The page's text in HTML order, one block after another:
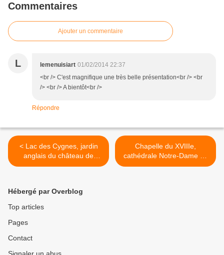
Commentaires
Ajouter un commentaire
L lemenuisiart 01/02/2014 22:37
<br /> C'est magnifique une très belle présentation<br /> <br
/> <br /> A bientôt<br />
Répondre
< Lac des Cygnes, jardin
anglais du château de
Chantilly
Chapelle du XVIIIe,
cathédrale Notre-Dame du
Réal d'Embrun >
Hébergé par Overblog
Top articles
Pages
Contact